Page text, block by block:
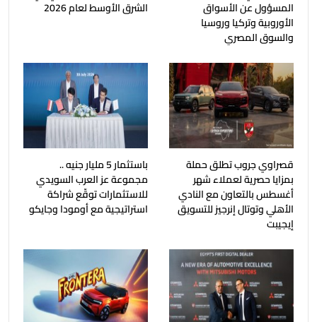
المسؤول عن الأسواق
الأوروبية وتركيا وروسيا
والسوق المصري
الشرق الأوسط لعام 2026
قصراوي جروب تطلق حملة
بمزايا حصرية لعملاء شهر
أغسطس بالتعاون مع النادي
الأهلي وتوتال إنرجيز للتسويق
إيجيبت
باستثمار 5 مليار جنيه ..
مجموعة عز العرب السويدي
للاستثمارات توقّع شراكة
استراتيجية مع أومودا وجايكو